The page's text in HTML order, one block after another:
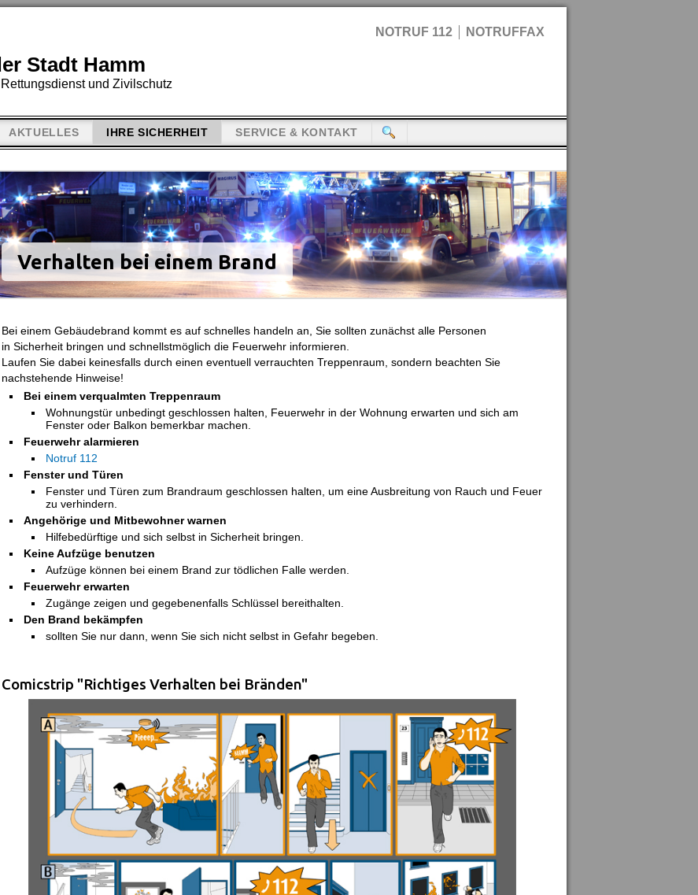
Stadt Hamm
und Zivilschutz
NOTRUF 112 NOTRUFFAX
AKTUELLES IHRE SICHERHEIT SERVICE & KONTAKT
Verhalten bei einem Brand
Bei einem Gebäudebrand kommt es auf schnelles handeln an, Sie sollten zunächst alle Personen
in Sicherheit bringen und schnellstmöglich die Feuerwehr informieren.
Laufen Sie dabei keinesfalls durch einen eventuell verrauchten Treppenraum, sondern beachten Sie
nachstehende Hinweise!
Bei einem verqualmten Treppenraum
Wohnungstür unbedingt geschlossen halten, Feuerwehr in der Wohnung erwarten und sich am
Fenster oder Balkon bemerkbar machen.
Feuerwehr alarmieren
Notruf 112
Fenster und Türen
Fenster und Türen zum Brandraum geschlossen halten, um eine Ausbreitung von Rauch und Feuer
zu verhindern.
Angehörige und Mitbewohner warnen
Hilfebedürftige und sich selbst in Sicherheit bringen.
Keine Aufzüge benutzen
Aufzüge können bei einem Brand zur tödlichen Falle werden.
Feuerwehr erwarten
Zugänge zeigen und gegebenenfalls Schlüssel bereithalten.
Den Brand bekämpfen
sollten Sie nur dann, wenn Sie sich nicht selbst in Gefahr begeben.
Comicstrip "Richtiges Verhalten bei Bränden"